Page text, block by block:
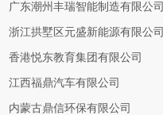
广东潮州丰瑞智能制造有限公司
浙江拱墅区元盛新能源有限公司
香港悦东教育集团有限公司
江西福鼎汽车有限公司
内蒙古鼎信环保有限公司